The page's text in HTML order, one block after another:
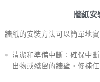
牆紙安
牆紙的安裝方法可以簡單地實
清潔和準備中斷：確保中
出物或殘留的牆壁。修補